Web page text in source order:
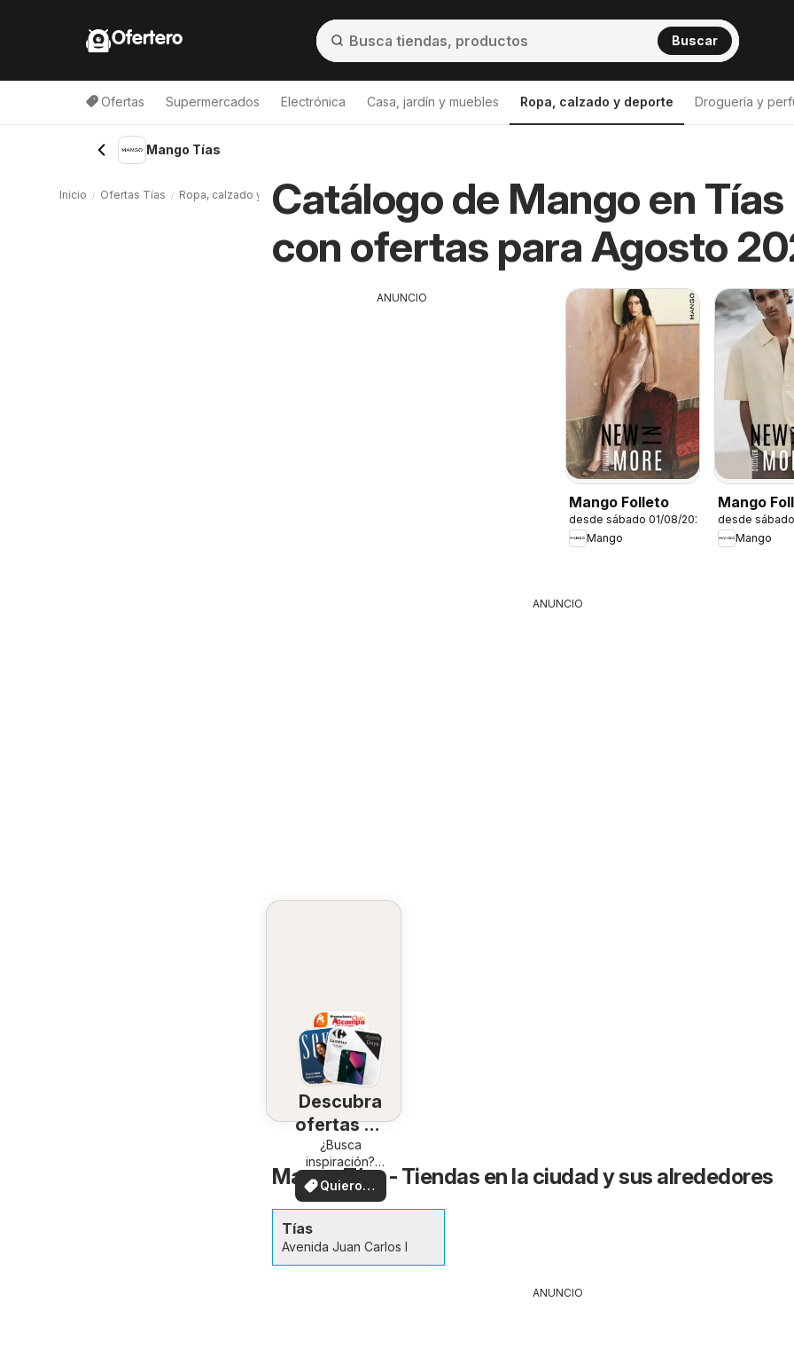
Ofertero Buscar
Ofertas Supermercados Electrónica Casa, jardín y muebles Ropa, calzado y deporte Droguería y
Mango Tías
Catálogo de Mango en Tías
con ofertas para Agosto
ANUNCIO
Mango Folleto
desde sábado 01/08/2026
Mango
Mango
desde
Mango
ANUNCIO
Descubra
ofertas en
su zona
¿Busca
inspiración?
¡Vea las ofertas
en su zona!
Quiero
ver
Mango Tías - Tiendas en la ciudad y sus alrededores
Tías
Avenida Juan Carlos I
ANUNCIO
Inicio Ofertas Tías Ropa, calzado y deporte Tías Mango Tías